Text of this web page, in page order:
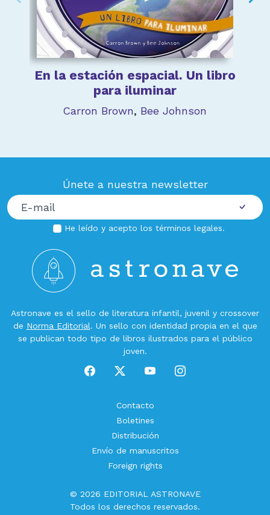
En la estación espacial. Un libro
para iluminar
Carron Brown, Bee Johnson
Únete a nuestra newsletter
He leído y acepto los términos legales.
Astronave es el sello de literatura infantil, juvenil y crossover
de Norma Editorial. Un sello con identidad propia en el que
se publican todo tipo de libros ilustrados para el público
joven.
Contacto
Boletines
Distribución
Envío de manuscritos
Foreign rights
© 2026 EDITORIAL ASTRONAVE
Todos los derechos reservados.